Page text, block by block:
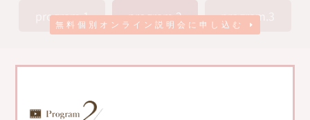
無料個別オンライン説明会に申し込む
program.1 program.2 program.3